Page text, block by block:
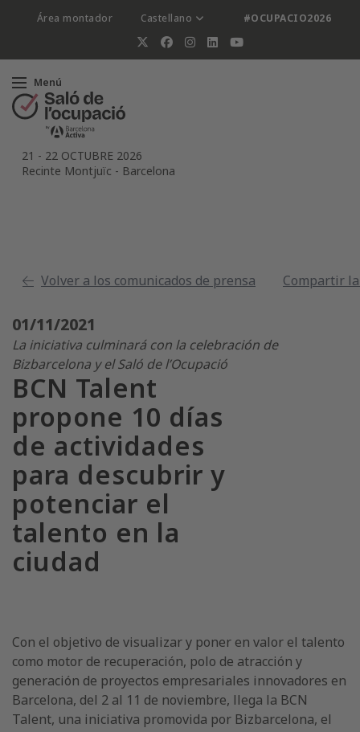
Área montador Castellano #OCUPACIO2026
Menú
21 - 22 OCTUBRE 2026
Recinte Montjuïc - Barcelona
Volver a los comunicados de prensa Compartir
01/11/2021
La iniciativa culminará con la celebración de
Bizbarcelona y el Saló de l’Ocupació
BCN Talent
propone 10 días
de actividades
para descubrir y
potenciar el
talento en la
ciudad
Con el objetivo de visualizar y poner en valor el talento
como motor de recuperación, polo de atracción y
generación de proyectos empresariales innovadores en
Barcelona, del 2 al 11 de noviembre, llega la BCN
Talent, una iniciativa promovida por Bizbarcelona, el